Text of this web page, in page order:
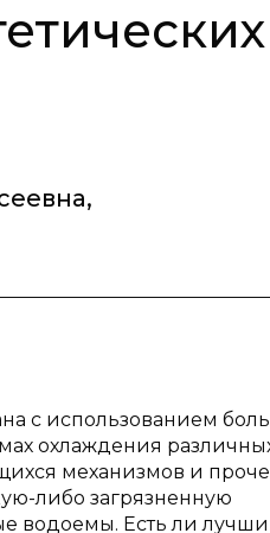
,
с использованием
охлаждения
механизмов и
либо загрязненную
водоемы. Есть ли